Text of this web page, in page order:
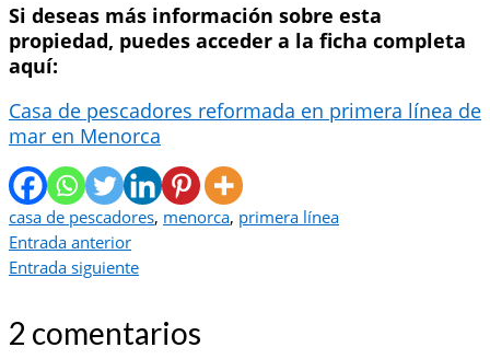
Si deseas más información sobre esta
propiedad, puedes acceder a la ficha completa
aquí:
Casa de pescadores reformada en primera línea de
mar en Menorca
casa de pescadores, menorca, primera línea
Entrada anterior
Entrada siguiente
2 comentarios